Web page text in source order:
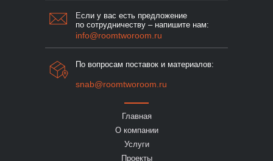
Банный комплекс
Площадь объекта:
Главная
О компании
Услуги
Проекты
Если у вас есть предложение
по сотрудничеству – напишите нам:
По вопросам поставок и материалов:
info@roomtworoom.ru
snab@roomtworoom.ru